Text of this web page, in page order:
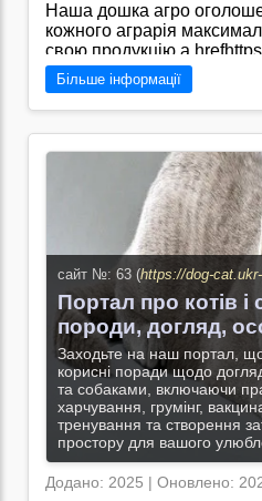
Наша дошка агро
кожного аграрія
свою продукцію.a
sells.com/a/ Перейти на
Більше інформації
сайт №: 63 (https://dog-
Портал про котів і
породи, догляд,
Заходьте на наш портал,
корисні поради щодо
та собаками, включаючи
харчування, грумінг,
тренування та створення
простору для вашого
Додано: 2025 | Оновлено: